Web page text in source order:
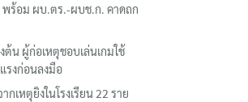
พร้อม ผบ.ตร.-ผบช.ก. คาดถก
ต้น ผู้ก่อเหตุชอบเล่นเกมใช้
รงก่อนลงมือ
เหตุยิงในโรงเรียน 22 ราย